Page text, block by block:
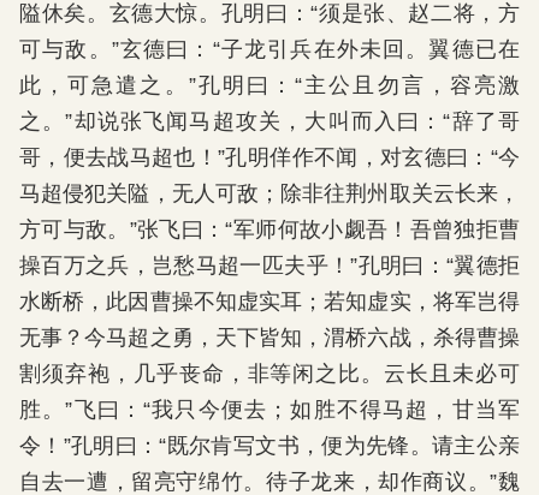
隘休矣。玄德大惊。孔明曰：“须是张、赵二将，方
可与敌。”玄德曰：“子龙引兵在外未回。翼德已在
此，可急遣之。”孔明曰：“主公且勿言，容亮激
之。”却说张飞闻马超攻关，大叫而入曰：“辞了哥
哥，便去战马超也！”孔明佯作不闻，对玄德曰：“今
马超侵犯关隘，无人可敌；除非往荆州取关云长来，
方可与敌。”张飞曰：“军师何故小觑吾！吾曾独拒曹
操百万之兵，岂愁马超一匹夫乎！”孔明曰：“翼德拒
水断桥，此因曹操不知虚实耳；若知虚实，将军岂得
无事？今马超之勇，天下皆知，渭桥六战，杀得曹操
割须弃袍，几乎丧命，非等闲之比。云长且未必可
胜。”飞曰：“我只今便去；如胜不得马超，甘当军
令！”孔明曰：“既尔肯写文书，便为先锋。请主公亲
自去一遭，留亮守绵竹。待子龙来，却作商议。”魏